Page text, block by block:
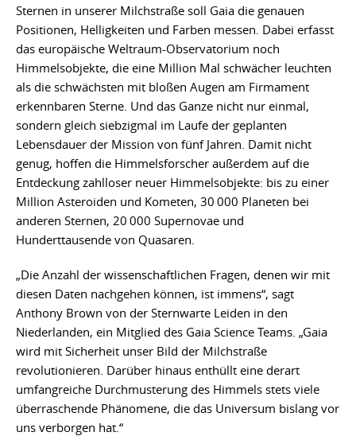
Sternen in unserer Milchstraße soll Gaia die genauen
Positionen, Helligkeiten und Farben messen. Dabei erfasst
das europäische Weltraum-Observatorium noch
Himmelsobjekte, die eine Million Mal schwächer leuchten
als die schwächsten mit bloßen Augen am Firmament
erkennbaren Sterne. Und das Ganze nicht nur einmal,
sondern gleich siebzigmal im Laufe der geplanten
Lebensdauer der Mission von fünf Jahren. Damit nicht
genug, hoffen die Himmelsforscher außerdem auf die
Entdeckung zahlloser neuer Himmelsobjekte: bis zu einer
Million Asteroiden und Kometen, 30 000 Planeten bei
anderen Sternen, 20 000 Supernovae und
Hunderttausende von Quasaren.
„Die Anzahl der wissenschaftlichen Fragen, denen wir mit
diesen Daten nachgehen können, ist immens“, sagt
Anthony Brown von der Sternwarte Leiden in den
Niederlanden, ein Mitglied des Gaia Science Teams. „Gaia
wird mit Sicherheit unser Bild der Milchstraße
revolutionieren. Darüber hinaus enthüllt eine derart
umfangreiche Durchmusterung des Himmels stets viele
überraschende Phänomene, die das Universum bislang vor
uns verborgen hat.“